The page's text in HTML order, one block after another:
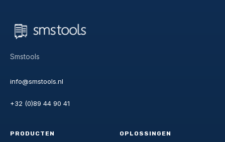
Smstools
info@smstools.nl
+32 (0)89 44 90 41
PRODUCTEN OPLOSSINGEN